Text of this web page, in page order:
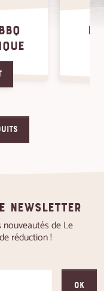
newsletter
de Le
réduction !
OK